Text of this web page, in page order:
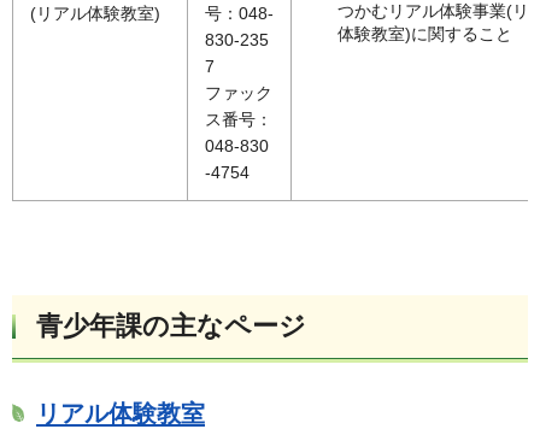
(リアル体験教室)
号：048-
830-235
7
ファック
ス番号：
048-830
-4754
つかむリアル体験事業(リ
体験教室)に関すること
青少年課の主なページ
リアル体験教室